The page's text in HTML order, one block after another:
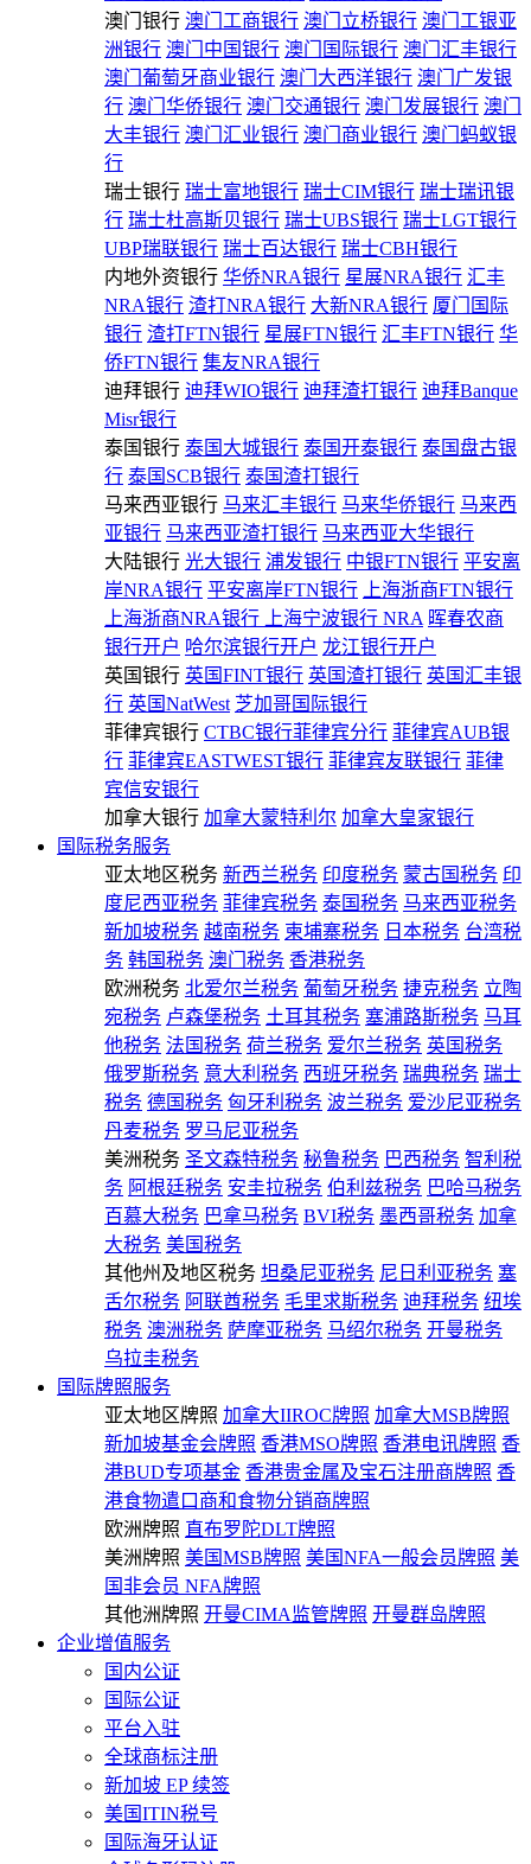
澳门银行 澳门工商银行 澳门立桥银行 澳门工银亚
洲银行 澳门中国银行 澳门国际银行 澳门汇丰银行
澳门葡萄牙商业银行 澳门大西洋银行 澳门广发银
行 澳门华侨银行 澳门交通银行 澳门发展银行 澳门
大丰银行 澳门汇业银行 澳门商业银行 澳门蚂蚁银
行
瑞士银行 瑞士富地银行 瑞士CIM银行 瑞士瑞讯银
行 瑞士杜高斯贝银行 瑞士UBS银行 瑞士LGT银行
UBP瑞联银行 瑞士百达银行 瑞士CBH银行
内地外资银行 华侨NRA银行 星展NRA银行 汇丰
NRA银行 渣打NRA银行 大新NRA银行 厦门国际
银行 渣打FTN银行 星展FTN银行 汇丰FTN银行 华
侨FTN银行 集友NRA银行
迪拜银行 迪拜WIO银行 迪拜渣打银行 迪拜Banque
Misr银行
泰国银行 泰国大城银行 泰国开泰银行 泰国盘古银
行 泰国SCB银行 泰国渣打银行
马来西亚银行 马来汇丰银行 马来华侨银行 马来西
亚银行 马来西亚渣打银行 马来西亚大华银行
大陆银行 光大银行 浦发银行 中银FTN银行 平安离
岸NRA银行 平安离岸FTN银行
上海浙商FTN银行
上海浙商NRA银行
上海宁波银行 NRA 晖春农商
银行开户 哈尔滨银行开户 龙江银行开户
英国银行 英国FINT银行 英国渣打银行 英国汇丰银
行 英国NatWest 芝加哥国际银行
菲律宾银行 CTBC银行菲律宾分行 菲律宾AUB银
行 菲律宾EASTWEST银行 菲律宾友联银行 菲律
宾信安银行
加拿大银行 加拿大蒙特利尔 加拿大皇家银行
国际税务服务
亚太地区税务 新西兰税务 印度税务 蒙古国税务 印
度尼西亚税务 菲律宾税务 泰国税务 马来西亚税务
新加坡税务 越南税务 柬埔寨税务 日本税务 台湾税
务 韩国税务 澳门税务 香港税务
欧洲税务 北爱尔兰税务 葡萄牙税务 捷克税务 立陶
宛税务 卢森堡税务 土耳其税务 塞浦路斯税务 马耳
他税务 法国税务 荷兰税务 爱尔兰税务 英国税务
俄罗斯税务 意大利税务 西班牙税务 瑞典税务 瑞士
税务 德国税务 匈牙利税务 波兰税务 爱沙尼亚税务
丹麦税务 罗马尼亚税务
美洲税务 圣文森特税务 秘鲁税务 巴西税务 智利税
务 阿根廷税务 安圭拉税务 伯利兹税务 巴哈马税务
百慕大税务 巴拿马税务 BVI税务 墨西哥税务 加拿
大税务 美国税务
其他州及地区税务 坦桑尼亚税务 尼日利亚税务 塞
舌尔税务 阿联酋税务 毛里求斯税务 迪拜税务 纽埃
税务 澳洲税务 萨摩亚税务 马绍尔税务 开曼税务
乌拉圭税务
国际牌照服务
亚太地区牌照 加拿大IIROC牌照 加拿大MSB牌照
新加坡基金会牌照 香港MSO牌照 香港电讯牌照 香
港BUD专项基金 香港贵金属及宝石注册商牌照 香
港食物遣口商和食物分销商牌照
欧洲牌照 直布罗陀DLT牌照
美洲牌照 美国MSB牌照 美国NFA一般会员牌照 美
国非会员 NFA牌照
其他洲牌照 开曼CIMA监管牌照 开曼群岛牌照
企业增值服务
国内公证
国际公证
平台入驻
全球商标注册
新加坡 EP 续签
美国ITIN税号
国际海牙认证